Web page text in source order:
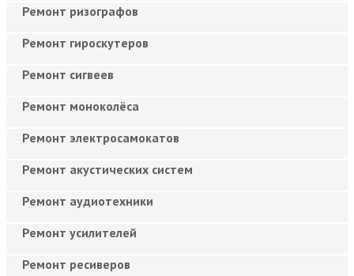
Ремонт ризографов
Ремонт гироскутеров
Ремонт сигвеев
Ремонт моноколёса
Ремонт электросамокатов
Ремонт акустических систем
Ремонт аудиотехники
Ремонт усилителей
Ремонт ресиверов